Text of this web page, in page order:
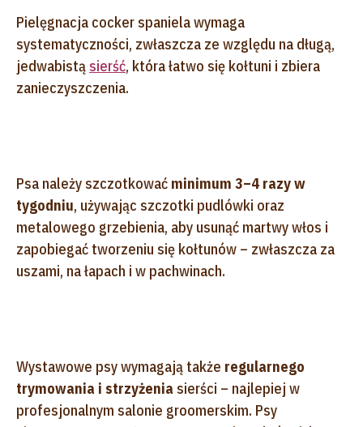
Pielęgnacja cocker spaniela wymaga
systematyczności, zwłaszcza ze względu na długą,
jedwabistą sierść, która łatwo się kołtuni i zbiera
zanieczyszczenia.
Psa należy szczotkować minimum 3–4 razy w
tygodniu, używając szczotki pudlówki oraz
metalowego grzebienia, aby usunąć martwy włos i
zapobiegać tworzeniu się kołtunów – zwłaszcza za
uszami, na łapach i w pachwinach.
Wystawowe psy wymagają także regularnego
trymowania i strzyżenia sierści – najlepiej w
profesjonalnym salonie groomerskim. Psy